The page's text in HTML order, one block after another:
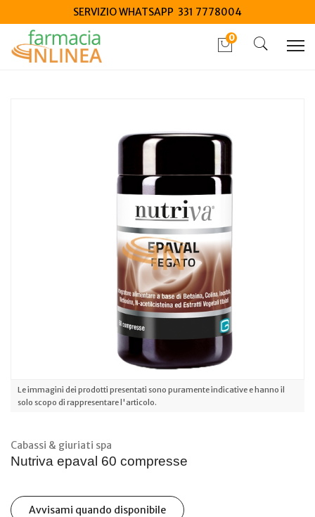
SERVIZIO WHATSAPP 331 7778004
0
Le immagini dei prodotti presentati sono puramente indicative e hanno il
solo scopo di rappresentare l'articolo.
Cabassi & giuriati spa
Nutriva epaval 60 compresse
Avvisami quando disponibile